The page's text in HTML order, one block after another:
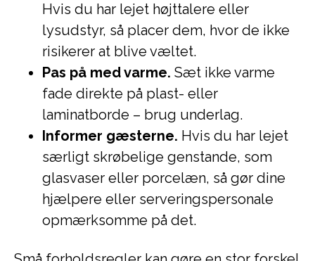
Hvis du har lejet højttalere eller
lysudstyr, så placer dem, hvor de ikke
risikerer at blive væltet.
Pas på med varme. Sæt ikke varme
fade direkte på plast- eller
laminatborde – brug underlag.
Informer gæsterne. Hvis du har lejet
særligt skrøbelige genstande, som
glasvaser eller porcelæn, så gør dine
hjælpere eller serveringspersonale
opmærksomme på det.